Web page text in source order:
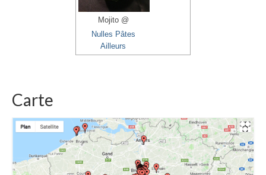
Mojito @
Nulles Pâtes
Ailleurs
Carte